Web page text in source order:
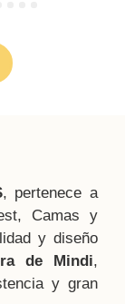
, pertenece a
Camas y
y diseño
de Mindi,
y gran